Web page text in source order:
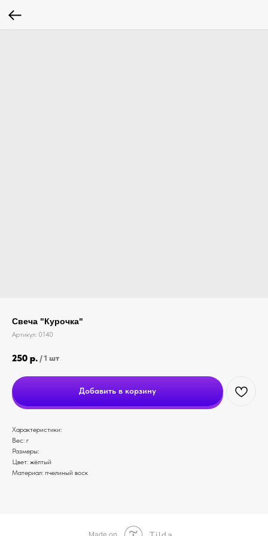
Свеча "Курочка"
Артикул: 0140
250 р. / 1 шт
Добавить в корзину
Характеристики:
Вес: г
Размеры:
Цвет: жёлтый
Материал: пчелиный воск